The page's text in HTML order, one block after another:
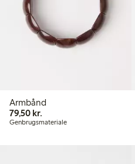
Armbånd
79,50 kr.
Genbrugsmateriale